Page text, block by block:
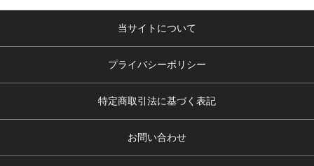
当サイトについて
プライバシーポリシー
特定商取引法に基づく表記
お問い合わせ